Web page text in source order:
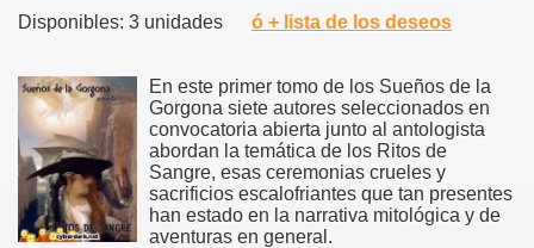
Disponibles: 3 unidades ó + lista de los deseos
En este primer tomo de los Sueños de la
Gorgona siete autores seleccionados en
convocatoria abierta junto al antologista
abordan la temática de los Ritos de
Sangre, esas ceremonias crueles y
sacrificios escalofriantes que tan presentes
han estado en la narrativa mitológica y de
aventuras en general.